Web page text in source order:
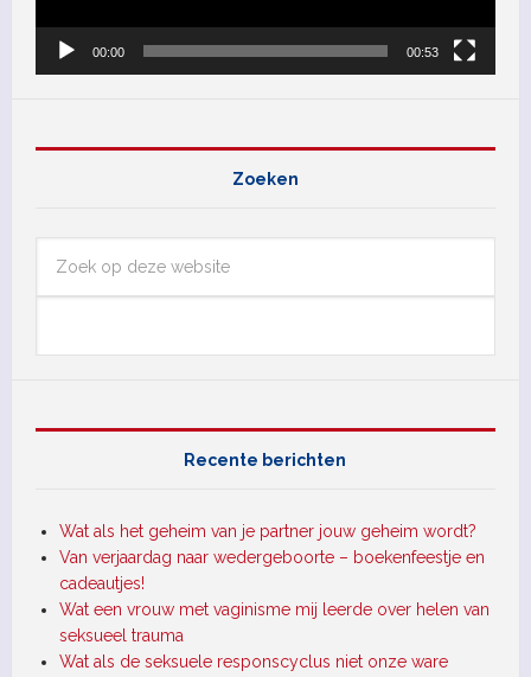
00:00 00:53
Zoeken
Recente berichten
Wat als het geheim van je partner jouw geheim wordt?
Van verjaardag naar wedergeboorte – boekenfeestje en
cadeautjes!
Wat een vrouw met vaginisme mij leerde over helen van
seksueel trauma
Wat als de seksuele responscyclus niet onze ware